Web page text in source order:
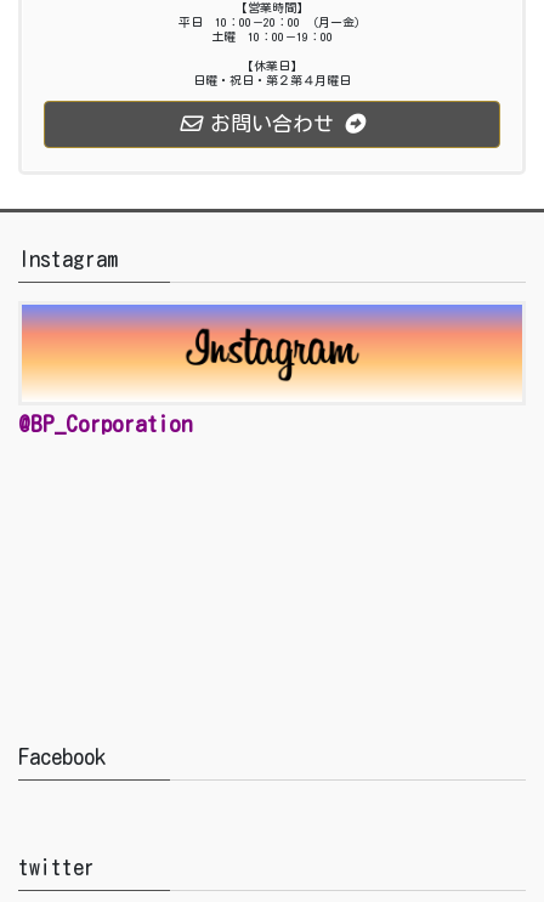
【営業時間】
平日 10：00－20：00 （月ー金）
土曜 10：00－19：00
【休業日】
日曜・祝日・第２第４月曜日
お問い合わせ
Instagram
@BP_Corporation
Facebook
twitter